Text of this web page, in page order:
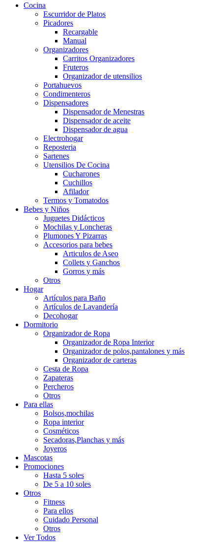
Cocina
Escurridor de Platos
Picadores
Recargable
Manual
Organizadores
Carritos Organizadores
Fruteros
Organizador de utensilios
Portahuevos
Condimenteros
Dispensadores
Dispensador de Menestras
Dispensador de aceite
Dispensador de agua
Electrohogar
Reposteria
Sartenes
Utensilios De Cocina
Cucharones
Cuchillos
Afilador
Termos y Tomatodos
Bebes y Niños
Juguetes Didácticos
Mochilas y Loncheras
Plumones Y Pizarras
Accesorios para bebes
Articulos de Aseo
Collets y Ganchos
Gorros y más
Otros
Hogar
Artículos para Baño
Artículos de Lavandería
Decohogar
Dormitorio
Organizador de Ropa
Organizador de Ropa Interior
Organizador de polos,pantalones y más
Organizador de carteras
Cesta de Ropa
Zapateras
Percheros
Otros
Para ellas
Bolsos,mochilas
Ropa interior
Cosméticos
Secadoras,Planchas y más
Joyeros
Mascotas
Promociones
Hasta 5 soles
De 5 a 10 soles
Otros
Fitness
Para ellos
Cuidado Personal
Otros
Ver Todos